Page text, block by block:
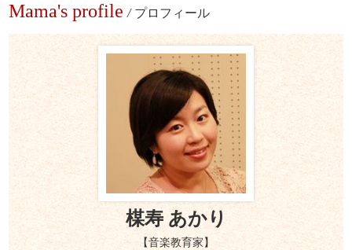
Mama's profile / プロフィール
楳寿 あかり
【音楽教育家】